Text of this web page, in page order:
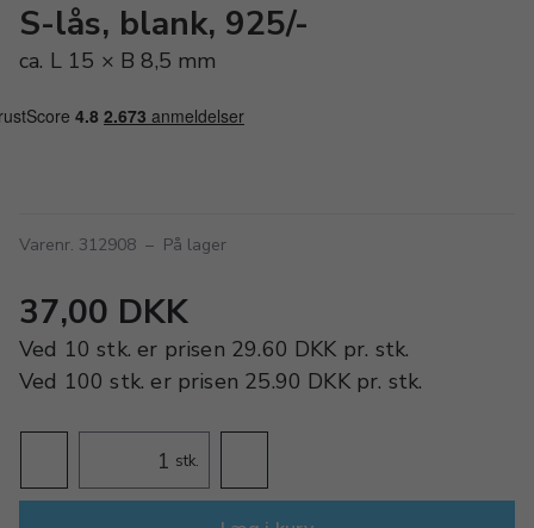
S-lås, blank, 925/-
ca. L 15 × B 8,5 mm
Varenr. 312908 – På lager
37,00 DKK
Ved 10 stk. er prisen 29.60 DKK pr. stk.
Ved 100 stk. er prisen 25.90 DKKpr. stk.
stk.